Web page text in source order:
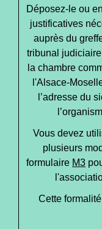
Déposez-le ou
justificatives
auprès du
tribunal
la chambre
l'Alsace-
l’adresse du
Vous devez
plusieurs
formulaire M3
Cette